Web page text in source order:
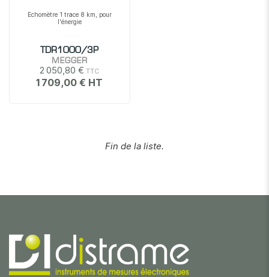
Echomètre 1 trace 8 km, pour
l'énergie
TDR1000/3P
MEGGER
2 050,80 €
1 709,00 €
Fin de la liste.